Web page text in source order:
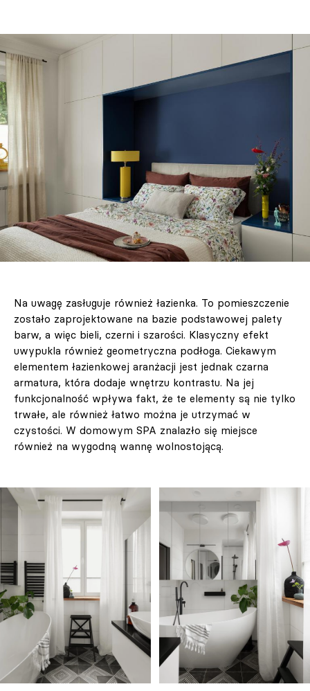
Na uwagę zasługuje również łazienka. To pomieszczenie
zostało zaprojektowane na bazie podstawowej palety
barw, a więc bieli, czerni i szarości. Klasyczny efekt
uwypukla również geometryczna podłoga. Ciekawym
elementem łazienkowej aranżacji jest jednak czarna
armatura, która dodaje wnętrzu kontrastu. Na jej
funkcjonalność wpływa fakt, że te elementy są nie tylko
trwałe, ale również łatwo można je utrzymać w
czystości. W domowym SPA znalazło się miejsce
również na wygodną wannę wolnostojącą.